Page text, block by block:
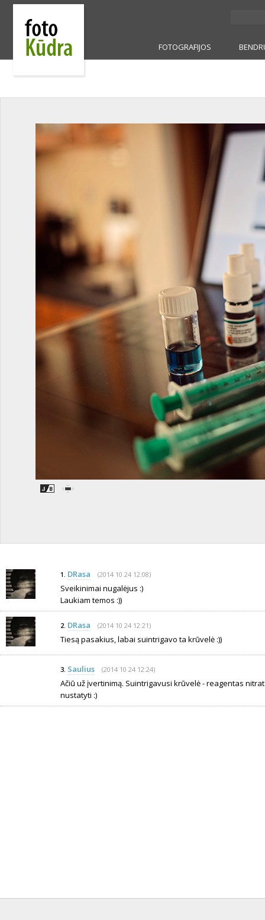
FOTOGRAFIJOS
1. DRasa (2014 10 24 12:08)
Sveikinimai nugalėjus :)
Laukiam temos :))
2. DRasa (2014 10 24 12:21)
Tiesą pasakius, labai suintrigavo ta krūvelė :))
3. Saulius (2014 10 24 12:24)
Ačiū už įvertinimą. Suintrigavusi krūvelė - reagentas
nustatyti :)